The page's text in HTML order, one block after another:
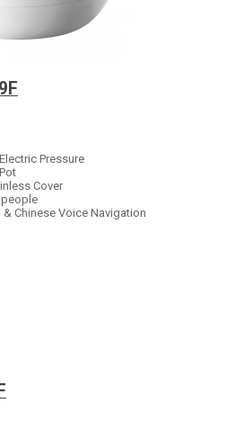
Pressure
Cover
& Chinese Voice Navigation